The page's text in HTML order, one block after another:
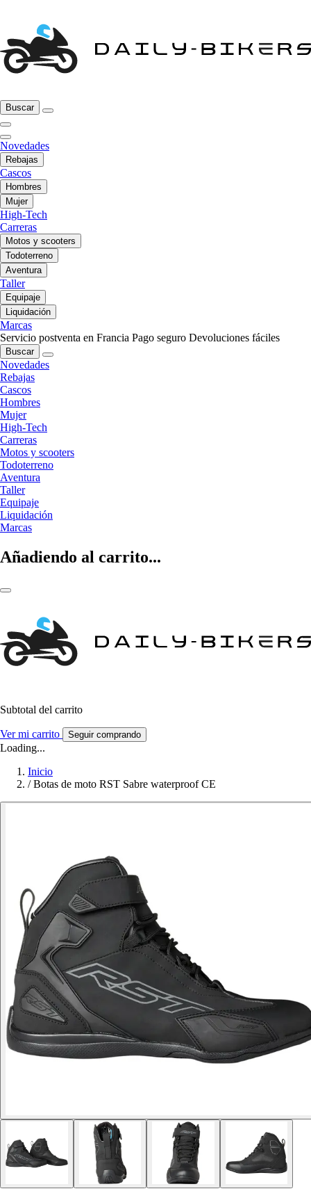
Buscar
Novedades
Rebajas
Cascos
Hombres
Mujer
High-Tech
Carreras
Motos y scooters
Todoterreno
Aventura
Taller
Equipaje
Liquidación
Marcas
Servicio postventa en Francia Pago seguro Devoluciones fáciles
Buscar
Novedades
Rebajas
Cascos
Hombres
Mujer
High-Tech
Carreras
Motos y scooters
Todoterreno
Aventura
Taller
Equipaje
Liquidación
Marcas
Añadiendo al carrito...
Subtotal del carrito
Ver mi carrito Seguir comprando
Loading...
Inicio
/ Botas de moto RST Sabre waterproof CE